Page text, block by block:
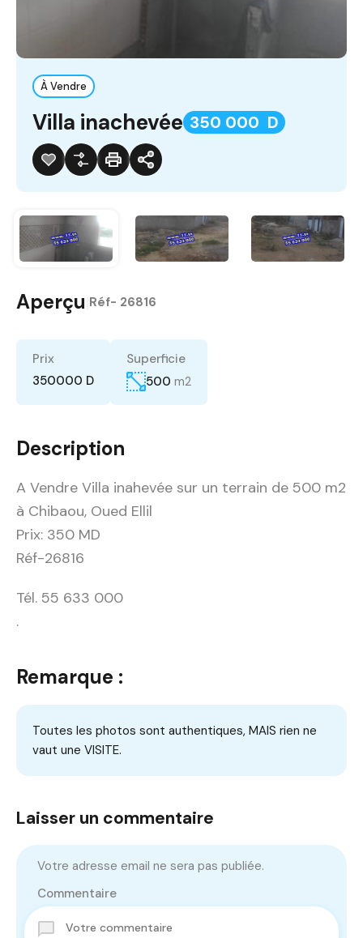
À Vendre
Villa inachevée 350 000 D
Aperçu Réf- 26816
Prix
350000 D
Superficie
500 m2
Description
A Vendre Villa inahevée sur un terrain de 500 m2
à Chibaou, Oued Ellil
Prix: 350 MD
Réf-26816
Tél. 55 633 000
.
Remarque :
Toutes les photos sont authentiques, MAIS rien ne
vaut une VISITE.
Laisser un commentaire
Votre adresse email ne sera pas publiée.
Commentaire